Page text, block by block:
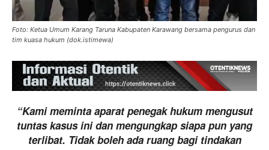
Foto: Ketua Umum Karang Taruna Kabupaten Karawang bersama pengurus dan
tim kuasa hukum (dok.istimewa)
“Kami meminta aparat penegak hukum mengusut
tuntas kasus ini dan mengungkap siapa pun yang
terlibat. Tidak boleh ada ruang bagi tindakan